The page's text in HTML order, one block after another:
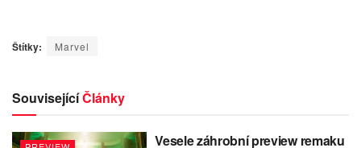
Štítky: Marvel
SouvisejícíČlánky
Vesele záhrobní preview remaku